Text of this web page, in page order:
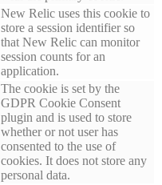
New Relic uses this cookie to
store a session identifier so
that New Relic can monitor
session counts for an
application.
The cookie is set by the
GDPR Cookie Consent
plugin and is used to store
whether or not user has
consented to the use of
cookies. It does not store any
personal data.